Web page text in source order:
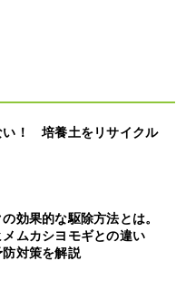
い！ 培養土をリサイクル
効果的な駆除方法とは。
ムカシヨモギとの違い
対策を解説